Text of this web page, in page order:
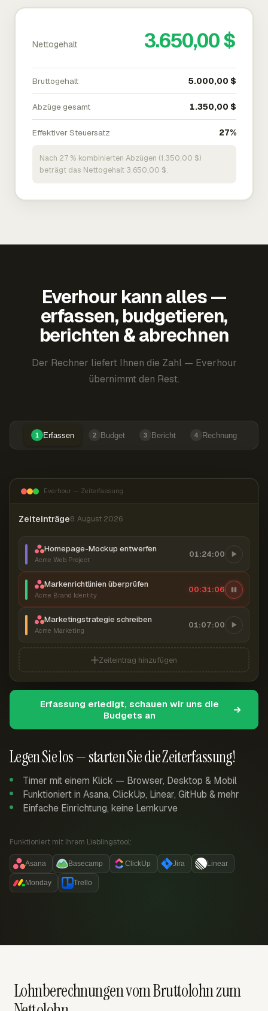
Nettogehalt 3.650,00 $
Bruttogehalt 5.000,00 $
Abzüge gesamt 1.350,00 $
Effektiver Steuersatz 27%
Nach 27 % kombinierten Abzügen (1.350,00 $)
beträgt das Nettogehalt 3.650,00 $.
Everhour kann alles —
erfassen, budgetieren,
berichten & abrechnen
Der Rechner liefert Ihnen die Zahl — Everhour
übernimmt den Rest.
1 Erfassen 2 Budget 3 Bericht 4 Rechnung
Legen Sie los — starten Sie die Zeiterfassung!
Timer mit einem Klick — Browser, Desktop & Mobil
Funktioniert in Asana, ClickUp, Linear, GitHub & mehr
Einfache Einrichtung, keine Lernkurve
Funktioniert mit Ihrem Lieblingstool:
Asana Basecamp ClickUp Jira Linear
Monday Trello
Everhour — Zeiterfassung
Zeiteinträge8. August 2026
Homepage-Mockup entwerfen
Acme Web Project
01:24:00
Markenrichtlinien überprüfen
Acme Brand Identity
00:31:07
Marketingstrategie schreiben
Acme Marketing
01:07:00
Zeiteintrag hinzufügen
Erfassung erledigt, schauen wir uns die
Budgets an
Lohnberechnungen vom Bruttolohn zum